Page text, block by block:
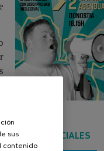
REDES SOCIALES
sus
contenido